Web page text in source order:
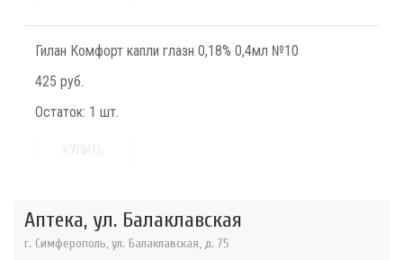
Гилан Комфорт капли глазн 0,18% 0,4мл №10
425 руб.
Остаток: 1 шт.
Аптека, ул. Балаклавская
г. Симферополь, ул. Балаклавская, д. 75